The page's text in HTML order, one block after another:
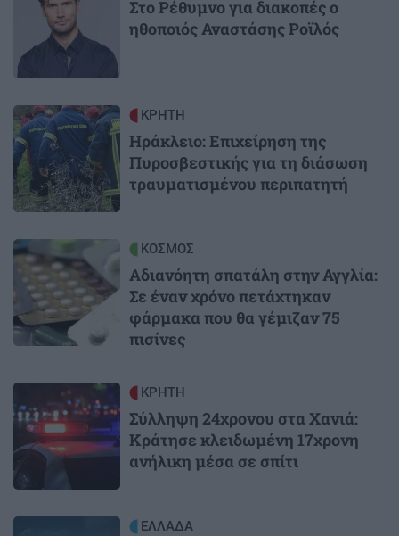
Στο Ρέθυμνο για διακοπές ο
ηθοποιός Αναστάσης Ροϊλός
Image ΚΡΗΤΗ
Ηράκλειο: Επιχείρηση της
Πυροσβεστικής για τη διάσωση
τραυματισμένου περιπατητή
Image ΚΟΣΜΟΣ
Αδιανόητη σπατάλη στην Αγγλία:
Σε έναν χρόνο πετάχτηκαν
φάρμακα που θα γέμιζαν 75
πισίνες
ΚΡΗΤΗ
Σύλληψη 24χρονου στα Χανιά:
Κράτησε κλειδωμένη 17χρονη
ανήλικη μέσα σε σπίτι
ΕΛΛΑΔΑ